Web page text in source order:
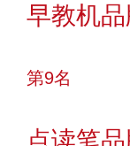
早教机
第9名
点读笔